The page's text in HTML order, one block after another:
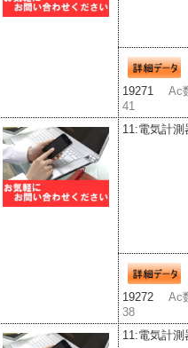
19271 Ac
41
11:電気計測
19272 Ac
38
11:電気計測